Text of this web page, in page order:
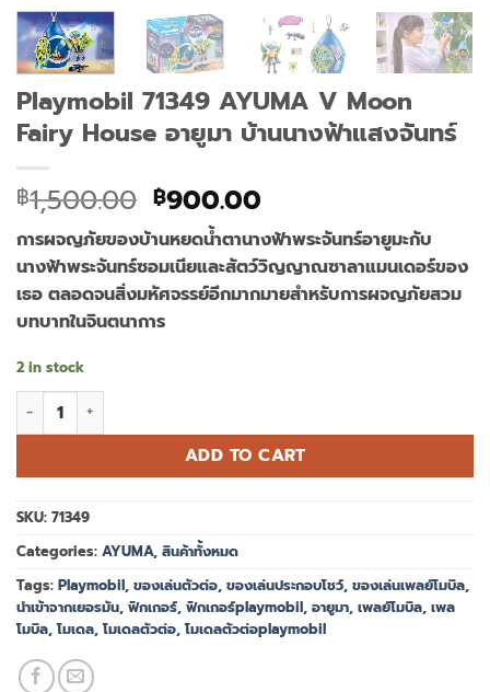
Playmobil 71349 AYUMA V Moon
Fairy House อายูมา บ้านนางฟ้าแสงจันทร์
฿1,500.00 Original
price
was:
฿1,500.00.
฿900.00
price
is:
฿900.00.
การผจญภัยของบ้านหยดน้ำตานางฟ้าพระจันทร์อายูมะกับ
นางฟ้าพระจันทร์ซอมเนียและสัตว์วิญญาณซาลาแมนเดอร์ของ
เธอ ตลอดจนสิ่งมหัศจรรย์อีกมากมายสำหรับการผจญภัยสวม
บทบาทในจินตนาการ
2 in stock
Playmobil 71349 AYUMA V Moon Fairy House อายูมา บ้านนา
ADD TO CART
SKU: 71349
Categories: AYUMA, สินค้าทั้งหมด
Tags: Playmobil, ของเล่นตัวต่อ, ของเล่นประกอบโชว์, ของเล่นเพลย์โมบิล,
นำเข้าจากเยอรมัน, ฟิกเกอร์, ฟิกเกอร์playmobil, อายูมา, เพลย์โมบิล, เพล
โมบิล,โมเดล,โมเดลตัวต่อ,โมเดลตัวต่อplaymobil